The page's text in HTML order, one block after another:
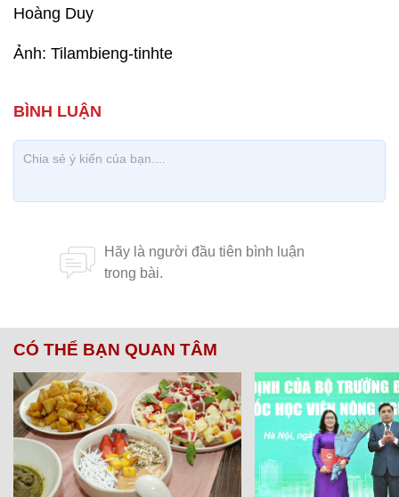
Hoàng Duy
Ảnh: Tilambieng-tinhte
CÓ THỂ BẠN QUAN TÂM